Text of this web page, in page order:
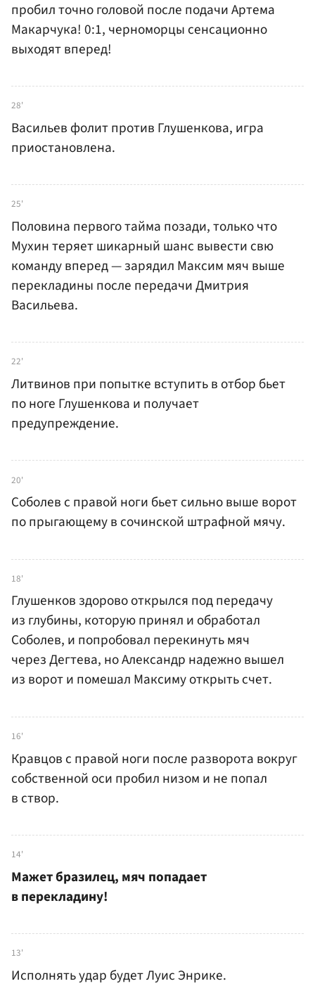
пробил точно головой после подачи Артема
Макарчука! 0:1, черноморцы сенсационно
выходят вперед!
28'
Васильев фолит против Глушенкова, игра
приостановлена.
25'
Половина первого тайма позади, только что
Мухин теряет шикарный шанс вывести свю
команду вперед — зарядил Максим мяч выше
перекладины после передачи Дмитрия
Васильева.
22'
Литвинов при попытке вступить в отбор бьет
по ноге Глушенкова и получает
предупреждение.
20'
Соболев с правой ноги бьет сильно выше ворот
по прыгающему в сочинской штрафной мячу.
18'
Глушенков здорово открылся под передачу
из глубины, которую принял и обработал
Соболев, и попробовал перекинуть мяч
через Дегтева, но Александр надежно вышел
из ворот и помешал Максиму открыть счет.
16'
Кравцов с правой ноги после разворота вокруг
собственной оси пробил низом и не попал
в створ.
14'
Мажет бразилец, мяч попадает
в перекладину!
13'
Исполнять удар будет Луис Энрике.